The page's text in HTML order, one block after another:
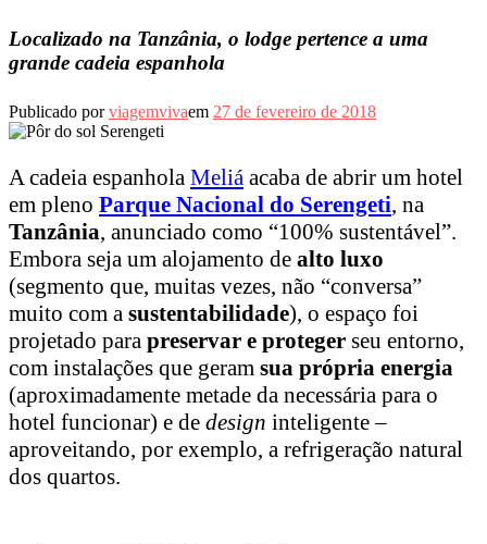
Localizado na Tanzânia, o lodge pertence a uma
grande cadeia espanhola
Publicado porviagemvivaem 27 de fevereiro de 2018
A cadeia espanhola Meliá acaba de abrir um hotel
em pleno Parque Nacional do Serengeti, na
Tanzânia, anunciado como “100% sustentável”.
Embora seja um alojamento de alto luxo
(segmento que, muitas vezes, não “conversa”
muito com a sustentabilidade), o espaço foi
projetado para preservar e proteger seu entorno,
com instalações que geram sua própria energia
(aproximadamente metade da necessária para o
hotel funcionar) e de design inteligente –
aproveitando, por exemplo, a refrigeração natural
dos quartos.